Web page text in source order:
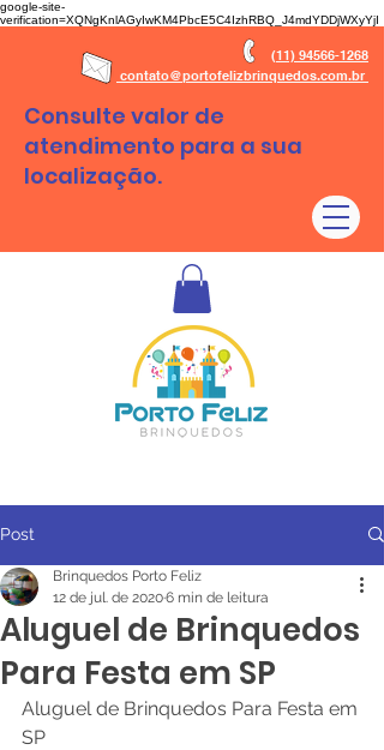
google-site-
verification=XQNgKnlAGyIwKM4PbcE5C4IzhRBQ_J4mdYDDjWXyYjI
(11) 94566-1268
contato@portofelizbrinquedos.com.br
Consulte valor de
atendimento para a sua
localização.
Post
Aluguel de Brinquedos
Para Festa em SP
Brinquedos Porto Feliz
12 de jul. de 20206 min de leitura
Aluguel de Brinquedos Para Festa em
SP